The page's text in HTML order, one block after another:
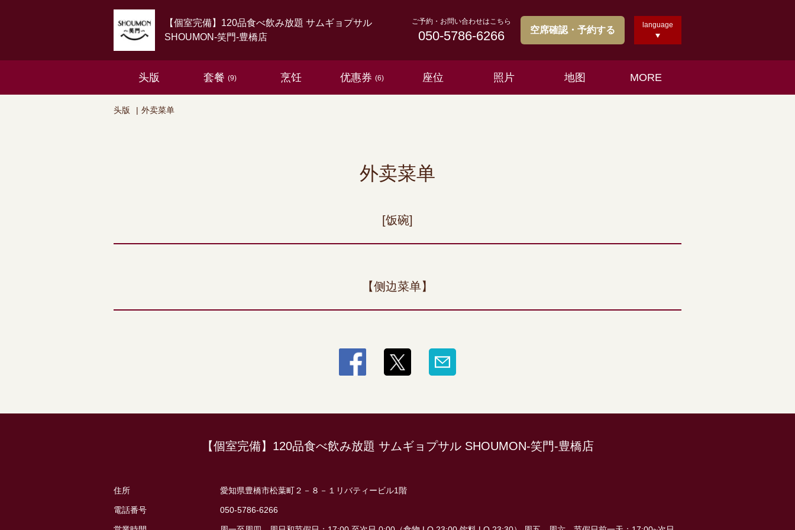
【個室完備】120品食べ飲み放題 サムギョプサル
SHOUMON‐笑門‐豊橋店
ご予約・お問い合わせはこちら
050-5786-6266 空席確認・予約する language
头版 套餐 (9) 烹饪 优惠券 (6) 座位 照片 地图 MORE
头版 外卖菜单
外卖菜单
[饭碗]
【侧边菜单】
【個室完備】120品食べ飲み放題 サムギョプサル SHOUMON‐笑門‐豊橋店
住所 愛知県豊橋市松葉町２－８－１リバティービル1階
電話番号 050-5786-6266